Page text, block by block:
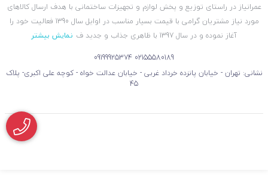
عمرانیاز در راستای توزیع و پخش لوازم و تجهیزات ساختمانی با هدف ارسال کالاهای
مورد نیاز مشتریان گرامی با قیمت بسیار مناسب در اوایل سال 1390 فعالیت خود را
آغاز نموده و در سال 1397 با ظاهری جذاب و جدید ف
نمایش بیشتر
02155580189
09199925374
نشانی: تهران - خیابان پانزده خرداد غربی - خیابان عدالت خواه - کوچه علی اکبری- پلاک
45